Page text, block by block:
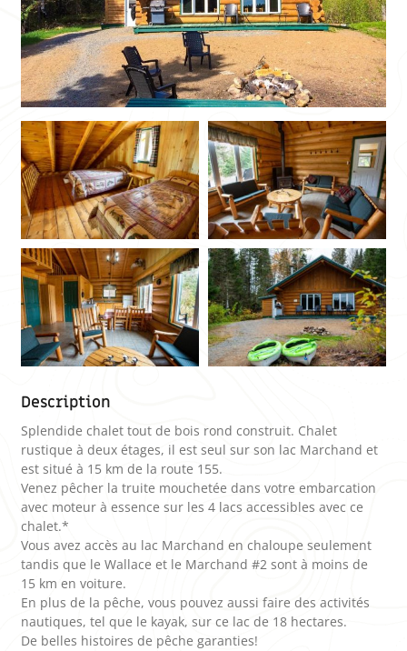
Description
Splendide chalet tout de bois rond construit. Chalet
rustique à deux étages, il est seul sur son lac Marchand et
est situé à 15 km de la route 155.
Venez pêcher la truite mouchetée dans votre embarcation
avec moteur à essence sur les 4 lacs accessibles avec ce
chalet.*
Vous avez accès au lac Marchand en chaloupe seulement
tandis que le Wallace et le Marchand #2 sont à moins de
15 km en voiture.
En plus de la pêche, vous pouvez aussi faire des activités
nautiques, tel que le kayak, sur ce lac de 18 hectares.
De belles histoires de pêche garanties!